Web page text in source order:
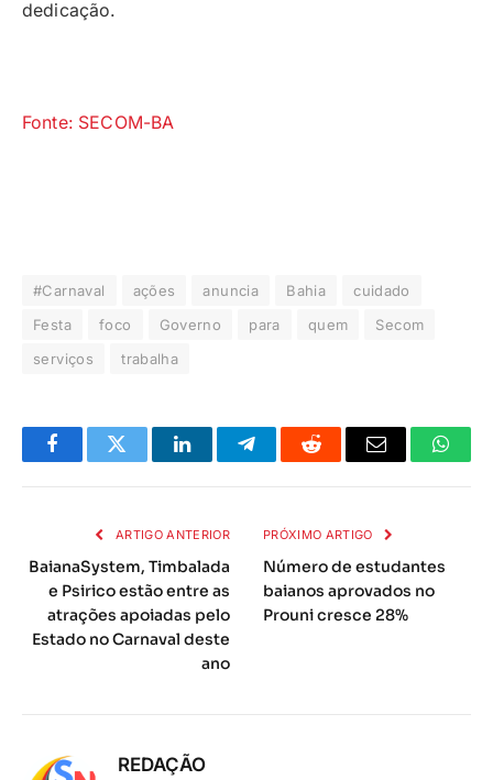
dedicação.
Fonte: SECOM-BA
#Carnaval ações anuncia Bahia
cuidado
Festa
foco Governo para quem
Secom
serviços
trabalha
FacebookTwitter LinkedInTelegramaReddit
E-
ARTIGO ANTERIOR
BaianaSystem, Timbalada
e Psirico estão entre as
atrações apoiadas pelo
Estado no Carnaval deste
ano
PRÓXIMO ARTIGO
Número de estudantes
baianos aprovados no
Prouni cresce 28%
REDAÇÃO